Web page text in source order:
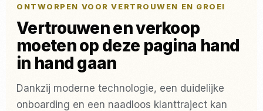
ONTWORPEN VOOR VERTROUWEN EN GROEI
Vertrouwen en verkoop
moeten op deze pagina hand
in hand gaan
Dankzij moderne technologie, een duidelijke
onboarding en een naadloos klanttraject kan